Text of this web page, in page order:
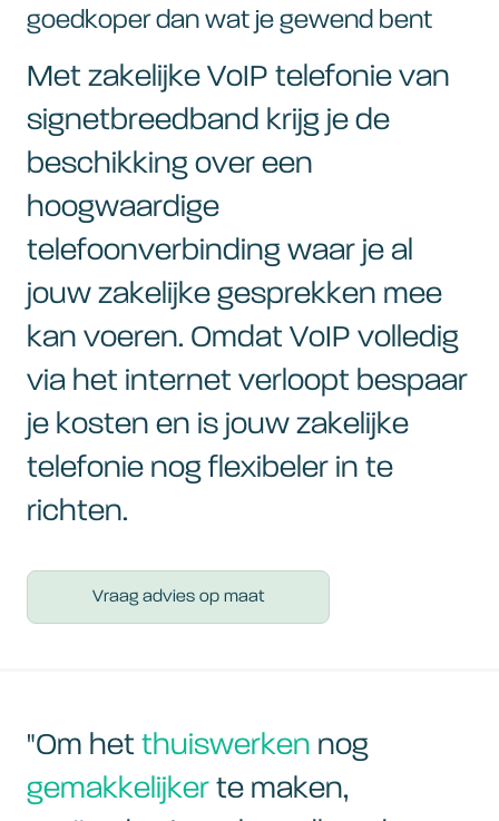
goedkoper dan wat je gewend bent
Met zakelijke VoIP telefonie van
signetbreedband krijg je de
beschikking over een
hoogwaardige
telefoonverbinding waar je al
jouw zakelijke gesprekken mee
kan voeren. Omdat VoIP volledig
via het internet verloopt bespaar
je kosten en is jouw zakelijke
telefonie nog flexibeler in te
richten.
Vraag advies op maat
"Om het thuiswerken nog
gemakkelijker te maken,